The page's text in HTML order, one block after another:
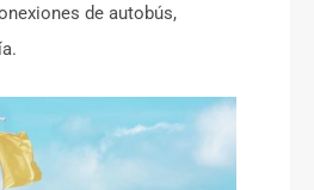
de autobús,